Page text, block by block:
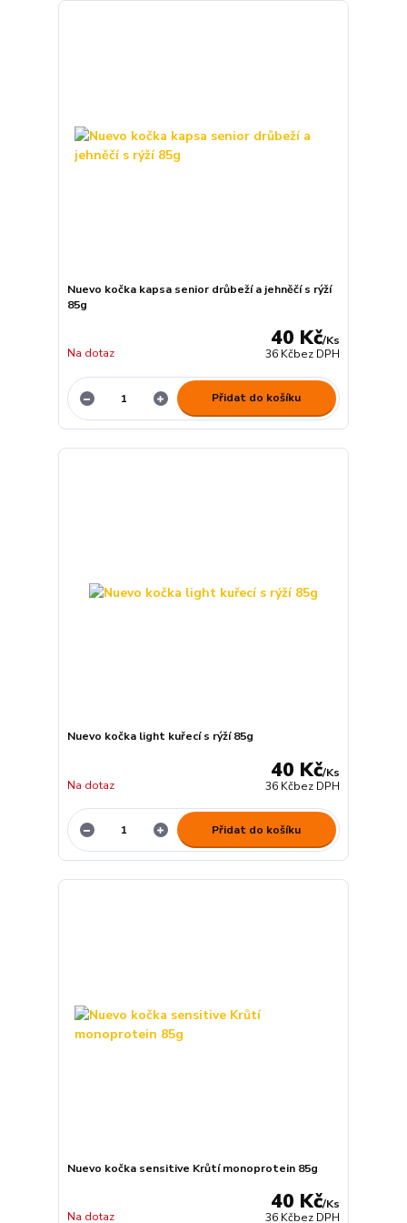
Nuevo kočka kapsa senior drůbeží a jehněčí s rýží
85g
40 Kč/Ks
36 Kčbez DPH
Na dotaz
Přidat do košíku
Nuevo kočka light kuřecí s rýží 85g
40 Kč/Ks
36 Kčbez DPH
Na dotaz
Přidat do košíku
Nuevo kočka sensitive Krůtí monoprotein 85g
40 Kč/Ks
36 Kčbez DPH
Na dotaz